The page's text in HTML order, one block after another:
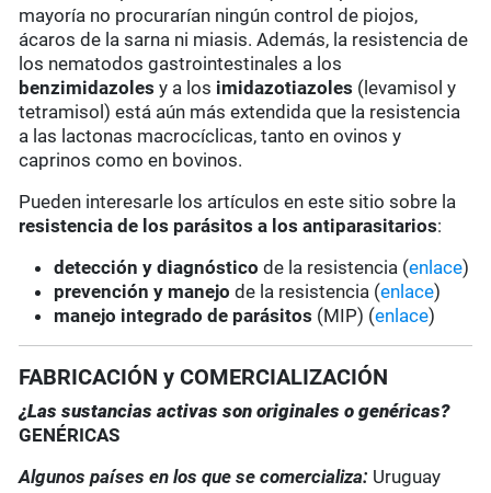
mayoría no procurarían ningún control de piojos,
ácaros de la sarna ni miasis. Además, la resistencia de
los nematodos gastrointestinales a los
benzimidazoles y a los imidazotiazoles (levamisol y
tetramisol) está aún más extendida que la resistencia
a las lactonas macrocíclicas, tanto en ovinos y
caprinos como en bovinos.
Pueden interesarle los artículos en este sitio sobre la
resistencia de los parásitos a los antiparasitarios:
detección y diagnóstico de la resistencia (enlace)
prevención y manejo de la resistencia (enlace)
manejo integrado de parásitos (MIP) (enlace)
FABRICACIÓN y COMERCIALIZACIÓN
¿Las sustancias activas son originales o genéricas?
GENÉRICAS
Algunos países en los que se comercializa: Uruguay